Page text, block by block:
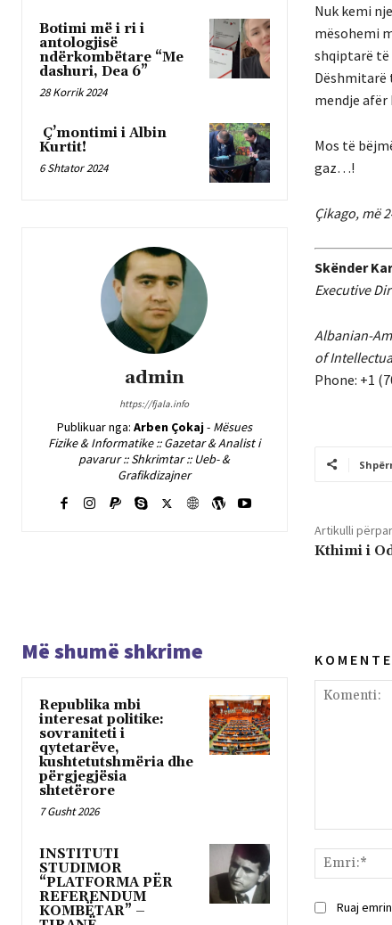
Botimi më i ri i
antologjisë
ndërkombëtare “Me
dashuri, Dea 6”
28 Korrik 2024
Ç’montimi i Albin
Kurtit!
6 Shtator 2024
admin
https://fjala.info
Publikuar nga: Arben Çokaj- Mësues
Fizike & Informatike :: Gazetar & Analist i
pavarur :: Shkrimtar :: Ueb- &
Grafikdizajner
Nuk kemi
mësohemi
shqiptarë të
Dëshmitarë
mendje
Mos të
gaz…!
Çikago, më
Skënder
Executive
Albanian-
of
Phone: +1
Artikulli
Kthimi i
Më shumë shkrime
Republika mbi
interesat politike:
sovraniteti i
qytetarëve,
kushtetutshmëria dhe
përgjegjësia
shtetërore
7 Gusht 2026
INSTITUTI
STUDIMOR
“PLATFORMA PËR
REFERENDUM
KOMBËTAR” –
K O M E N T E
Ruaj